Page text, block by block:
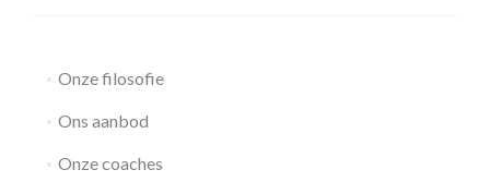
Onze filosofie
Ons aanbod
Onze coaches